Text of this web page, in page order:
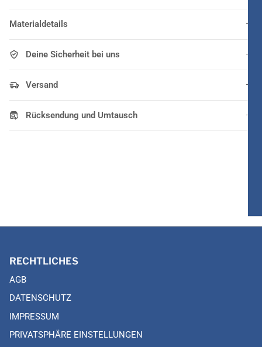
Materialdetails
Deine Sicherheit bei uns
Versand
Rücksendung und Umtausch
RECHTLICHES
AGB
DATENSCHUTZ
IMPRESSUM
PRIVATSPHÄRE EINSTELLUNGEN